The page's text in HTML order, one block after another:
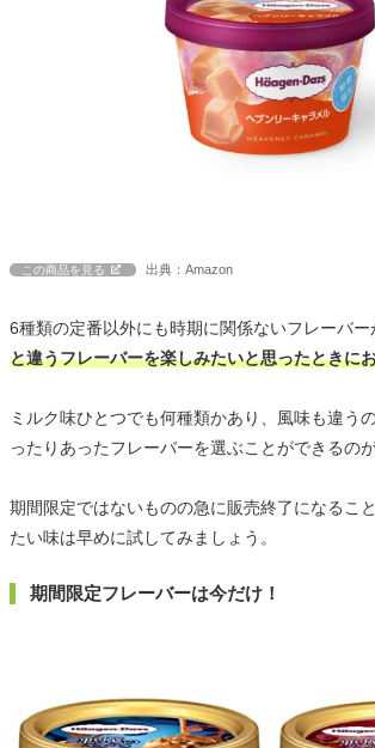
この商品を見る 出典：Amazon
6種類の定番以外にも時期に関係ないフレーバー
と違うフレーバーを楽しみたいと思ったときに
ミルク味ひとつでも何種類かあり、風味も違う
ったりあったフレーバーを選ぶことができるのが
期間限定ではないものの急に販売終了になるこ
たい味は早めに試してみましょう。
期間限定フレーバーは今だけ！